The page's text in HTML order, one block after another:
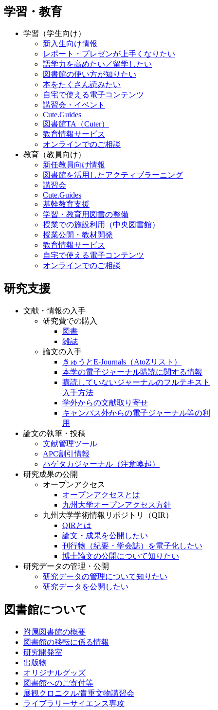
学習・教育
学習（学生向け）
新入生向け情報
レポート・プレゼンが上手くなりたい
語学力を高めたい／留学したい
図書館の使い方が知りたい
本をたくさん読みたい
自宅で使える電子コンテンツ
講習会・イベント
Cute.Guides
図書館TA（Cuter）
教育情報サービス
オンラインでのご相談
教育（教員向け）
新任教員向け情報
図書館を活用したアクティブラーニング
講習会
Cute.Guides
基幹教育支援
学習・教育用図書の整備
授業での施設利用（中央図書館）
授業公開・教材開発
教育情報サービス
自宅で使える電子コンテンツ
オンラインでのご相談
研究支援
文献・情報の入手
研究費での購入
図書
雑誌
論文の入手
きゅうとE-Journals（AtoZリスト）
本学の電子ジャーナル購読に関する情報
購読していないジャーナルのフルテキスト
入手方法
学外からの文献取り寄せ
キャンパス外からの電子ジャーナル等の利
用
論文の執筆・投稿
文献管理ツール
APC割引情報
ハゲタカジャーナル（注意喚起）
研究成果の公開
オープンアクセス
オープンアクセスとは
九州大学オープンアクセス方針
九州大学学術情報リポジトリ（QIR）
QIRとは
論文・成果を公開したい
刊行物（紀要・学会誌）を電子化したい
博士論文の公開について知りたい
研究データの管理・公開
研究データの管理について知りたい
研究データを公開したい
図書館について
附属図書館の概要
図書館の移転に係る情報
研究開発室
出版物
オリジナルグッズ
図書館へのご寄付等
展観クロニクル/貴重文物講習会
ライブラリーサイエンス専攻